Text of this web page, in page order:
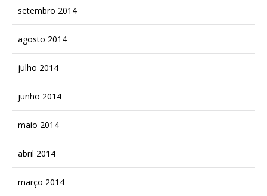
setembro 2014
agosto 2014
julho 2014
junho 2014
maio 2014
abril 2014
março 2014